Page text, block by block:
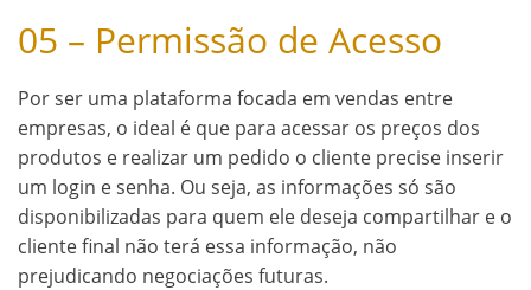
05 – Permissão de Acesso
Por ser uma plataforma focada em vendas entre
empresas, o ideal é que para acessar os preços dos
produtos e realizar um pedido o cliente precise inserir
um login e senha. Ou seja, as informações só são
disponibilizadas para quem ele deseja compartilhar e o
cliente final não terá essa informação, não
prejudicando negociações futuras.